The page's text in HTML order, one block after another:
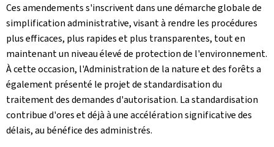
Ces amendements s'inscrivent dans une démarche globale de
simplification administrative, visant à rendre les procédures
plus efficaces, plus rapides et plus transparentes, tout en
maintenant un niveau élevé de protection de l'environnement.
À cette occasion, l'Administration de la nature et des forêts a
également présenté le projet de standardisation du
traitement des demandes d'autorisation. La standardisation
contribue d'ores et déjà à une accélération significative des
délais, au bénéfice des administrés.